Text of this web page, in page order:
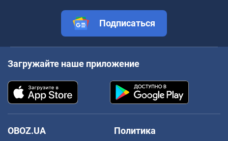
Подписаться
Загружайте наше приложение
OBOZ.UA
Политика